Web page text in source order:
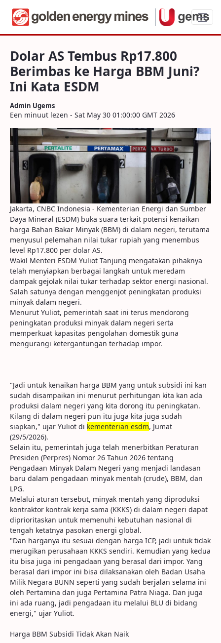
Dolar AS Tembus Rp17.800 Berimbas ke
Dolar AS Tembus Rp17.800
Berimbas ke Harga BBM Juni?
Ini Kata ESDM
Admin Ugems
Een minuut lezen - Sat May 30 01:00:00 GMT 2026
Jakarta, CNBC Indonesia - Kementerian Energi dan Sumber
Daya Mineral (ESDM) buka suara terkait potensi kenaikan
harga Bahan Bakar Minyak (BBM) di dalam negeri, terutama
menyusul pelemahan nilai tukar rupiah yang menembus
level Rp17.800 per dolar AS.
Wakil Menteri ESDM Yuliot Tanjung mengatakan pihaknya
telah menyiapkan berbagai langkah untuk meredam
dampak gejolak nilai tukar terhadap sektor energi nasional.
Salah satunya dengan menggenjot peningkatan produksi
minyak dalam negeri.
Menurut Yuliot, pemerintah saat ini terus mendorong
peningkatan produksi minyak dalam negeri serta
memperkuat kapasitas pengolahan domestik guna
mengurangi ketergantungan terhadap impor.
"Jadi untuk kenaikan harga BBM yang untuk subsidi ini kan
sudah disampaikan ini menurut perhitungan kita kan ada
produksi dalam negeri yang kita dorong itu peningkatan.
Kilang di dalam negeri pun itu juga kita juga sudah
siapkan," ujar Yuliot di kementerian esdm, Jumat
(29/5/2026).
Selain itu, pemerintah juga telah menerbitkan Peraturan
Presiden (Perpres) Nomor 26 Tahun 2026 tentang
Pengadaan Minyak Dalam Negeri yang menjadi landasan
baru dalam pengadaan minyak mentah (crude), BBM, dan
LPG.
Melalui aturan tersebut, minyak mentah yang diproduksi
kontraktor kontrak kerja sama (KKKS) di dalam negeri dapat
diprioritaskan untuk memenuhi kebutuhan nasional di
tengah ketatnya pasokan energi global.
"Dan harganya itu sesuai dengan harga ICP, jadi untuk tidak
merugikan perusahaan KKKS sendiri. Kemudian yang kedua
itu bisa juga ini pengadaan yang berasal dari impor. Yang
berasal dari impor ini bisa dilaksanakan oleh Badan Usaha
Milik Negara BUNN seperti yang sudah berjalan selama ini
oleh Pertamina dan juga Pertamina Patra Niaga. Dan juga
ini ada ruang, jadi pengadaan itu melalui BLU di bidang
energi," ujar Yuliot.
Harga BBM Subsidi Tidak Akan Naik